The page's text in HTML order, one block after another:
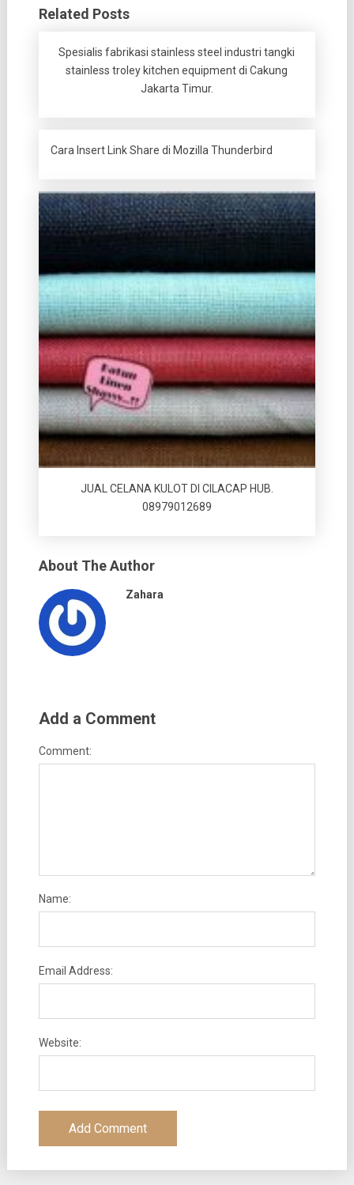
Related Posts
Spesialis fabrikasi stainless steel industri tangki
stainless troley kitchen equipment di Cakung
Jakarta Timur.
Cara Insert Link Share di Mozilla Thunderbird
JUAL CELANA KULOT DI CILACAP HUB.
08979012689
About The Author
Zahara
Add a Comment
Comment:
Name:
Email Address:
Website: